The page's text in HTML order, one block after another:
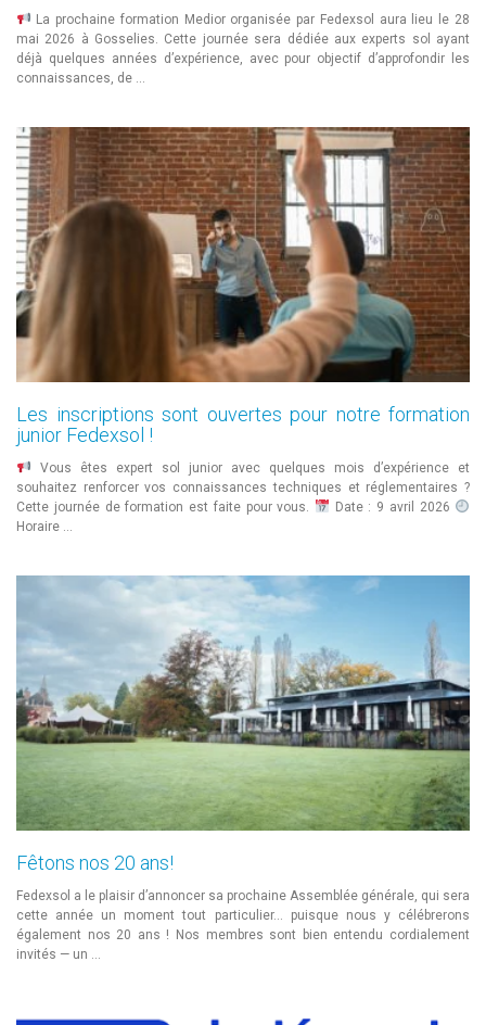
La prochaine formation Medior organisée par Fedexsol aura lieu le 28
mai 2026 à Gosselies. Cette journée sera dédiée aux experts sol ayant
déjà quelques années d’expérience, avec pour objectif d’approfondir les
connaissances, de …
Les inscriptions sont ouvertes pour notre formation
junior Fedexsol !
Vous êtes expert sol junior avec quelques mois d’expérience et
souhaitez renforcer vos connaissances techniques et réglementaires ?
Cette journée de formation est faite pour vous.
Date : 9 avril 2026
Horaire …
Fêtons nos 20 ans!
Fedexsol a le plaisir d’annoncer sa prochaine Assemblée générale, qui sera
cette année un moment tout particulier… puisque nous y célébrerons
également nos 20 ans ! Nos membres sont bien entendu cordialement
invités — un …